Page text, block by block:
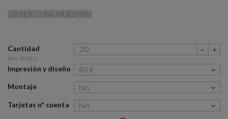
¡QUIERO UNA MUESTRA!
Cantidad
(Min. 20 Uds.)
Impresión y diseño
Montaje
Tarjetas nº cuenta